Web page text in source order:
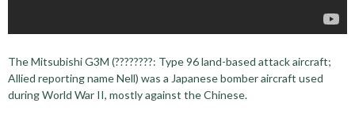
The Mitsubishi G3M (????????: Type 96 land-based attack aircraft;
Allied reporting name Nell) was a Japanese bomber aircraft used
during World War II, mostly against the Chinese.